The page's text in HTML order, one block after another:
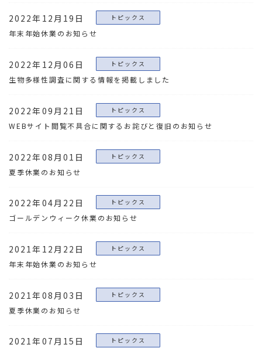
2022年12月19日 トピックス
年末年始休業のお知らせ
2022年12月06日 トピックス
生物多様性調査に関する情報を掲載しました
2022年09月21日 トピックス
WEBサイト閲覧不具合に関するお詫びと復旧のお知らせ
2022年08月01日 トピックス
夏季休業のお知らせ
2022年04月22日 トピックス
ゴールデンウィーク休業のお知らせ
2021年12月22日 トピックス
年末年始休業のお知らせ
2021年08月03日 トピックス
夏季休業のお知らせ
2021年07月15日 トピックス